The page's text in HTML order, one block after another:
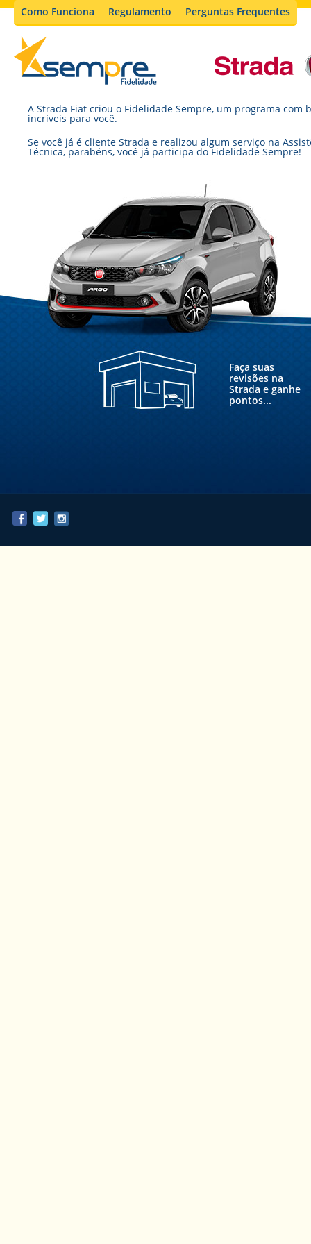
Como Funciona Regulamento Perguntas Frequentes
A Strada Fiat criou o Fidelidade Sempre, um programa com
incríveis para você.
Se você já é cliente Strada e realizou algum serviço na
Técnica, parabéns, você já participa do Fidelidade Sempre!
Faça suas
revisões na
Strada e ganhe
pontos...